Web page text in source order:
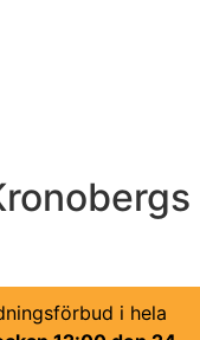
i hela